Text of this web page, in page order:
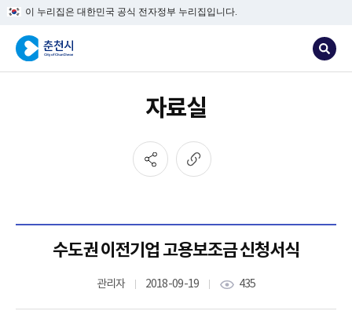
이 누리집은 대한민국 공식 전자정부 누리집입니다.
자료실
수도권 이전기업 고용보조금 신청서식
관리자 2018-09-19 435